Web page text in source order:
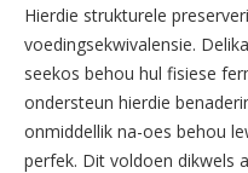
Hierdie strukturele
voedingsekwivalensie.
seekos behou hul fisiese
ondersteun hierdie
onmiddellik na-oes behou
perfek. Dit voldoen dikwels